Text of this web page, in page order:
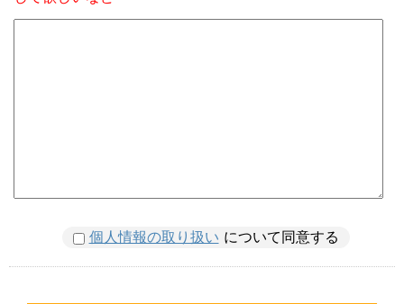
個人情報の取り扱い について同意する